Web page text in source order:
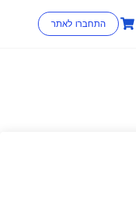
התחברו לאתר